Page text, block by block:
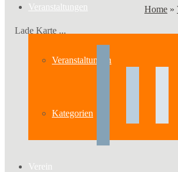
Veranstaltungen
Veranstaltungen
Kategorien
Verein
Home »
Lade Karte ...